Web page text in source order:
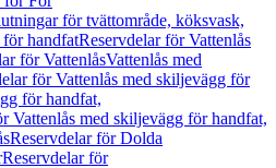
för tvättområde, köksvask,
för handfatReservdelar för Vattenlås
för VattenlåsVattenlås med
för Vattenlås med skiljevägg för
för handfat,
Vattenlås med skiljevägg för handfat,
Reservdelar för Dolda
Reservdelar för